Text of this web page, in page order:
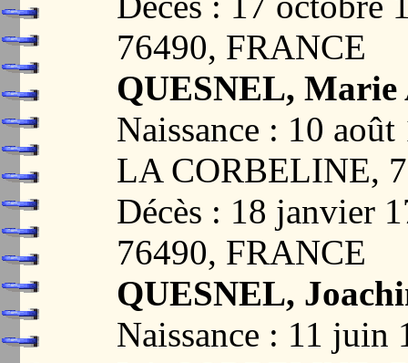
76490, FRANCE
QUESNEL, Marie
Naissance : 10
LA CORBELINE,
Décès : 18 janvier
76490, FRANCE
QUESNEL,
Naissance : 11